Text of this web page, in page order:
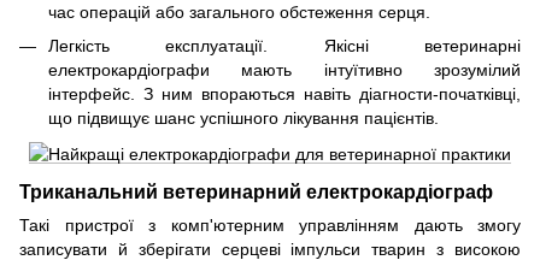
час операцій або загального обстеження серця.
Легкість експлуатації. Якісні ветеринарні
електрокардіографи мають інтуїтивно зрозумілий
інтерфейс. З ним впораються навіть діагности-початківці,
що підвищує шанс успішного лікування пацієнтів.
Триканальний ветеринарний електрокардіограф
Такі пристрої з комп'ютерним управлінням дають змогу
записувати й зберігати серцеві імпульси тварин з високою